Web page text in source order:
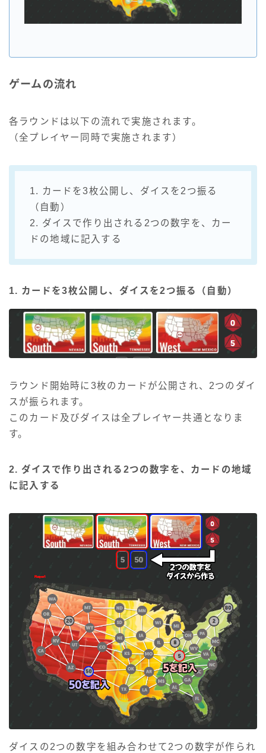
ゲームの流れ
各ラウンドは以下の流れで実施されます。
（全プレイヤー同時で実施されます）
1. カードを3枚公開し、ダイスを2つ振る
（自動）
2. ダイスで作り出される2つの数字を、カー
ドの地域に記入する
1. カードを3枚公開し、ダイスを2つ振る（自動）
ラウンド開始時に3枚のカードが公開され、2つのダイ
スが振られます。
このカード及びダイスは全プレイヤー共通となりま
す。
2. ダイスで作り出される2つの数字を、カードの地域
に記入する
ダイスの2つの数字を組み合わせて2つの数字が作られ